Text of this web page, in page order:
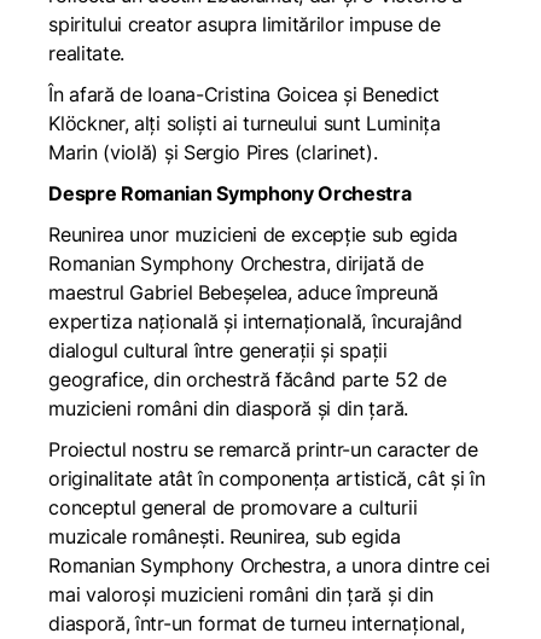
spiritului creator asupra limitărilor impuse de
realitate.
În afară de Ioana-Cristina Goicea și Benedict
Klöckner, alți soliști ai turneului sunt Luminița
Marin (violă) și Sergio Pires (clarinet).
Despre Romanian Symphony Orchestra
Reunirea unor muzicieni de excepție sub egida
Romanian Symphony Orchestra, dirijată de
maestrul Gabriel Bebeșelea, aduce împreună
expertiza națională și internațională, încurajând
dialogul cultural între generații și spații
geografice, din orchestră făcând parte 52 de
muzicieni români din diasporă și din țară.
Proiectul nostru se remarcă printr-un caracter de
originalitate atât în componența artistică, cât și în
conceptul general de promovare a culturii
muzicale românești. Reunirea, sub egida
Romanian Symphony Orchestra, a unora dintre cei
mai valoroși muzicieni români din țară și din
diasporă, într-un format de turneu internațional,